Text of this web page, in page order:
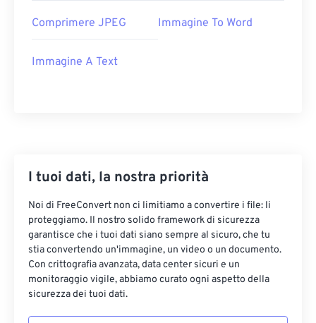
Comprimere JPEG Immagine To Word
Immagine A Text
I tuoi dati, la nostra priorità
Noi di FreeConvert non ci limitiamo a convertire i file: li
proteggiamo. Il nostro solido framework di sicurezza
garantisce che i tuoi dati siano sempre al sicuro, che tu
stia convertendo un'immagine, un video o un documento.
Con crittografia avanzata, data center sicuri e un
monitoraggio vigile, abbiamo curato ogni aspetto della
sicurezza dei tuoi dati.